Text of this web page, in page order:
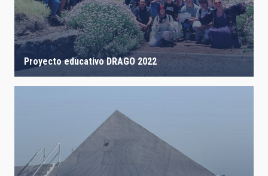
Proyecto educativo DRAGO 2022